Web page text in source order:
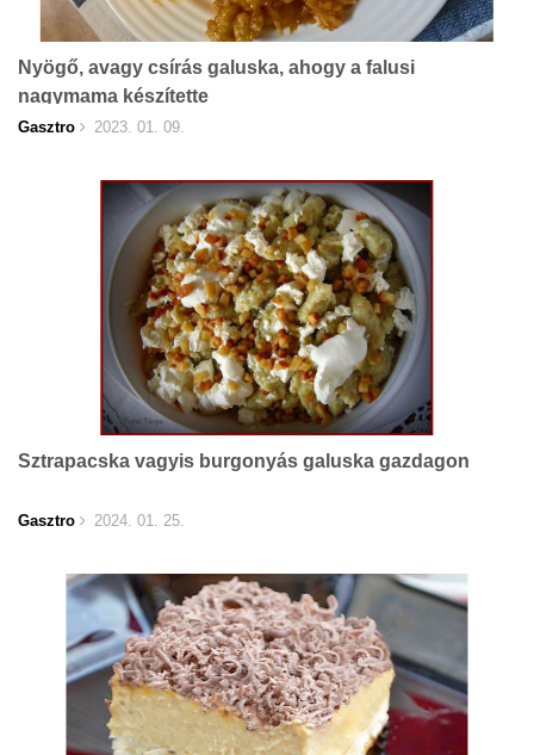
Nyögő, avagy csírás galuska, ahogy a falusi
nagymama készítette
Gasztro 2023. 01. 09.
Sztrapacska vagyis burgonyás galuska gazdagon
Gasztro 2024. 01. 25.